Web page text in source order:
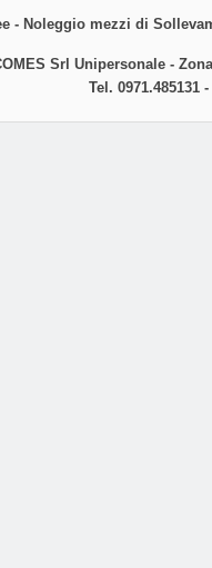
- Noleggio mezzi di
Srl Unipersonale -
Tel. 0971.485131